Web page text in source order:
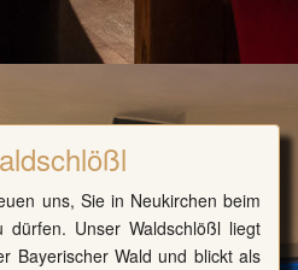
uns, Sie in Neukirchen beim
dürfen. Unser Waldschlößl liegt
Bayerischer Wald und blickt als